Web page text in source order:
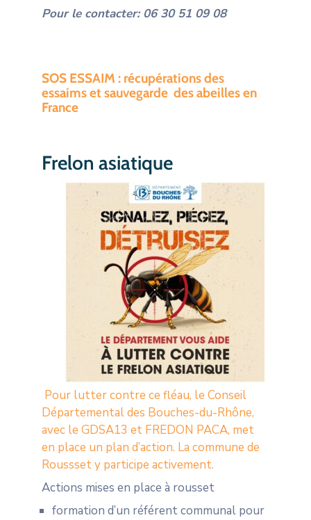
Pour le contacter: 06 30 51 09 08
SOS ESSAIM : récupérations des
essaims et sauvegarde des abeilles en
France
Frelon asiatique
Pour lutter contre ce fléau, le Conseil
Départemental des Bouches-du-Rhône,
avec le GDSA13 et FREDON PACA, met
en place un plan d’action. La commune de
Roussset y participe activement.
Actions mises en place à rousset
formation d’un référent communal pour